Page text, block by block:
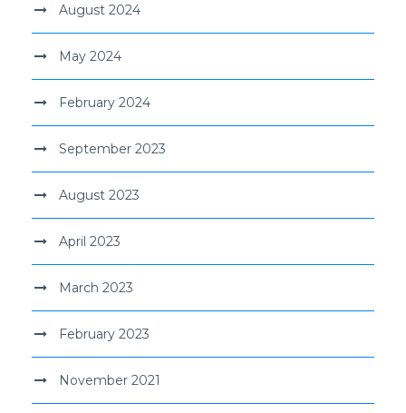
August 2024
May 2024
February 2024
September 2023
August 2023
April 2023
March 2023
February 2023
November 2021